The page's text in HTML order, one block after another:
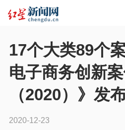
17个大类89个
电子商务创新
（2020）》发
2020-12-23